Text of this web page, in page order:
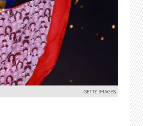
GETTY IMAGES